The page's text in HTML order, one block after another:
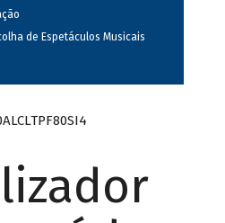
de Espetáculos Musicais